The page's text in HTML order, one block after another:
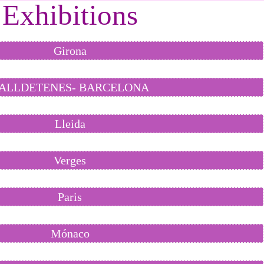
Exhibitions
Girona
BARCELONA
Lleida
Verges
Paris
Mónaco